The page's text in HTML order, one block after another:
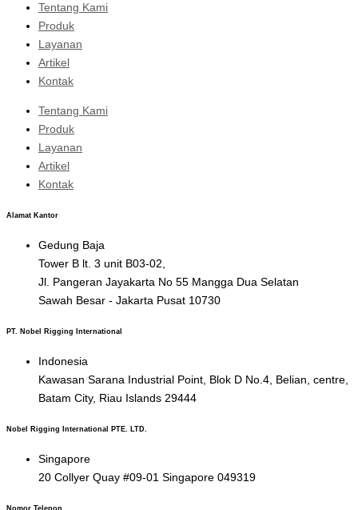
Tentang Kami
Produk
Layanan
Artikel
Kontak
Tentang Kami
Produk
Layanan
Artikel
Kontak
Alamat Kantor
Gedung Baja
Tower B lt. 3 unit B03-02,
Jl. Pangeran Jayakarta No 55 Mangga Dua Selatan
Sawah Besar - Jakarta Pusat 10730
PT. Nobel Rigging International
Indonesia
Kawasan Sarana Industrial Point, Blok D No.4, Belian, centre,
Batam City, Riau Islands 29444
Nobel Rigging International PTE. LTD.
Singapore
20 Collyer Quay #09-01 Singapore 049319
Nomor Telepon